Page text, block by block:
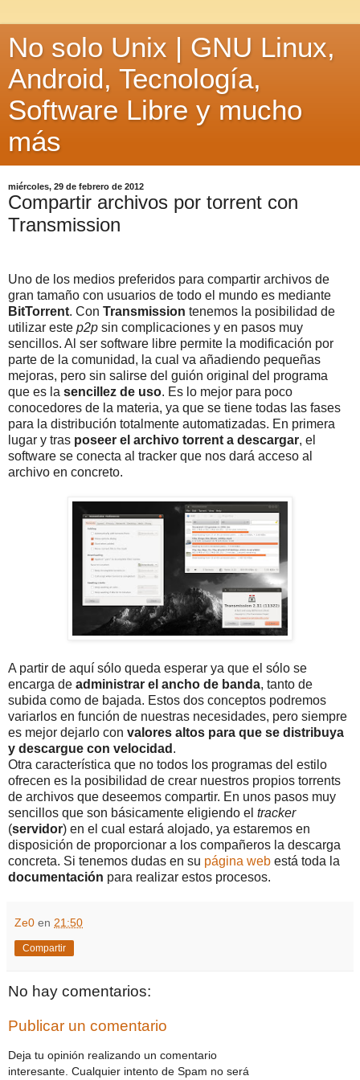
No solo Unix | GNU Linux,
Android, Tecnología,
Software Libre y mucho
más
miércoles, 29 de febrero de 2012
Compartir archivos por torrent con
Transmission
Uno de los medios preferidos para compartir archivos de
gran tamaño con usuarios de todo el mundo es mediante
BitTorrent. Con Transmission tenemos la posibilidad de
utilizar este p2p sin complicaciones y en pasos muy
sencillos. Al ser software libre permite la modificación por
parte de la comunidad, la cual va añadiendo pequeñas
mejoras, pero sin salirse del guión original del programa
que es la sencillez de uso. Es lo mejor para poco
conocedores de la materia, ya que se tiene todas las fases
para la distribución totalmente automatizadas. En primera
lugar y tras poseer el archivo torrent a descargar, el
software se conecta al tracker que nos dará acceso al
archivo en concreto.
A partir de aquí sólo queda esperar ya que el sólo se
encarga de administrar el ancho de banda, tanto de
subida como de bajada. Estos dos conceptos podremos
variarlos en función de nuestras necesidades, pero siempre
es mejor dejarlo con valores altos para que se distribuya
y descargue con velocidad .
Otra característica que no todos los programas del estilo
ofrecen es la posibilidad de crear nuestros propios torrents
de archivos que deseemos compartir. En unos pasos muy
sencillos que son básicamente eligiendo el tracker
(servidor) en el cual estará alojado, ya estaremos en
disposición de proporcionar a los compañeros la descarga
concreta. Si tenemos dudas en su página web está toda la
documentación para realizar estos procesos.
Ze0 en 21:50
Compartir
No hay comentarios:
Publicar un comentario
Deja tu opinión realizando un comentario
interesante. Cualquier intento de Spam no será